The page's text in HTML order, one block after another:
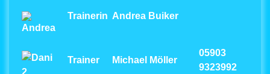
Trainerin Andrea Buiker
Trainer Michael Möller
05903
9323992